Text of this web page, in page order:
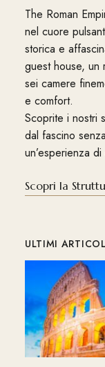
The Roman
nel cuore
storica e
guest house, un
sei camere
e comfort.
Scoprite i nostri
dal fascino
un’esperienza
Scopri la
ULTIMI